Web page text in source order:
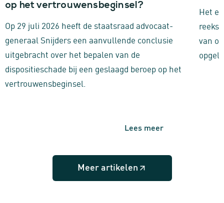
op het vertrouwensbeginsel?
Op 29 juli 2026 heeft de staatsraad advocaat-
generaal Snijders een aanvullende conclusie
uitgebracht over het bepalen van de
dispositieschade bij een geslaagd beroep op het
vertrouwensbeginsel.
Lees meer
Het
reeks
van
Meer artikelen